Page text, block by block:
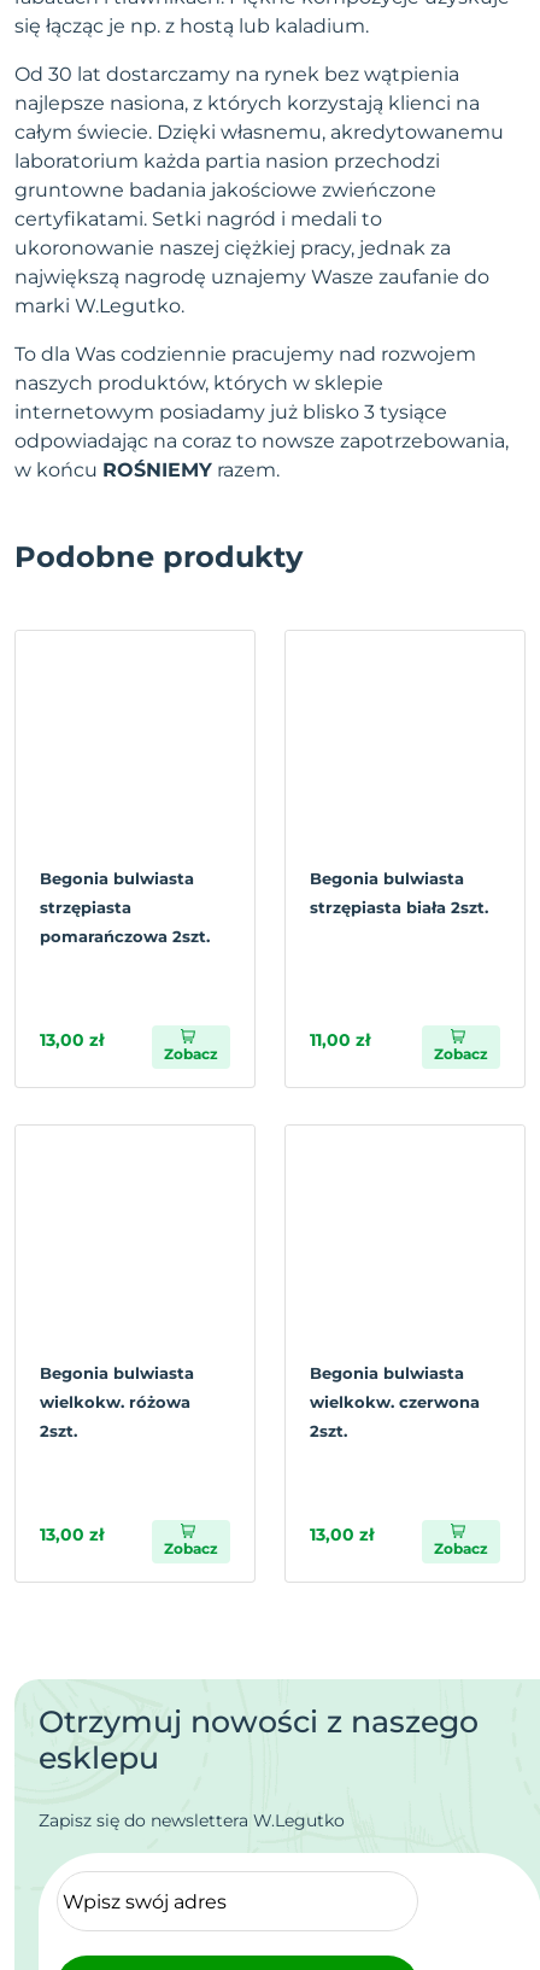
się łącząc je np. z hostą lub kaladium.
Od 30 lat dostarczamy na rynek bez wątpienia
najlepsze nasiona, z których korzystają klienci na
całym świecie. Dzięki własnemu, akredytowanemu
laboratorium każda partia nasion przechodzi
gruntowne badania jakościowe zwieńczone
certyfikatami. Setki nagród i medali to
ukoronowanie naszej ciężkiej pracy, jednak za
największą nagrodę uznajemy Wasze zaufanie do
marki W.Legutko.
To dla Was codziennie pracujemy nad rozwojem
naszych produktów, których w sklepie
internetowym posiadamy już blisko 3 tysiące
odpowiadając na coraz to nowsze zapotrzebowania,
w końcu ROŚNIEMY razem.
Podobne produkty
Begonia bulwiasta
strzępiasta
pomarańczowa 2szt.
13,00 zł
Zobacz
Begonia bulwiasta
strzępiasta biała 2szt.
11,00 zł
Zobacz
Begonia bulwiasta
wielkokw. różowa
2szt.
13,00 zł
Zobacz
Begonia bulwiasta
wielkokw. czerwona
2szt.
13,00 zł
Zobacz
Otrzymuj nowości z naszego
esklepu
Zapisz się do newslettera W.Legutko